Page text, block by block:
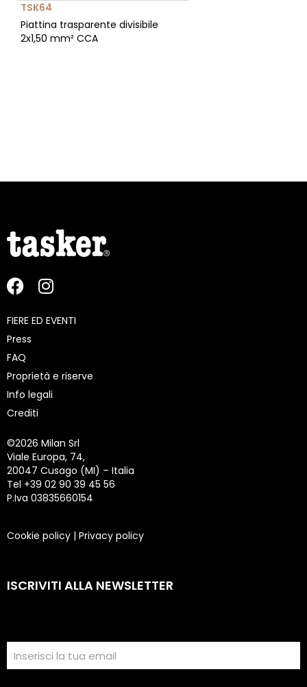
TSK64
Piattina trasparente divisibile
2x1,50 mm² CCA
FIERE ED EVENTI
Press
FAQ
Proprietà e riserve
Info legali
Crediti
©2026 Milan Srl
Viale Europa, 74,
20047 Cusago (MI) – Italia
Tel +39 02 90 39 45 56
P.Iva 03835660154
Cookie policy | Privacy policy
ISCRIVITI ALLA NEWSLETTER